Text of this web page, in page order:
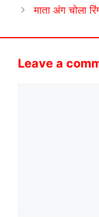
माता अंग चोला
Leave a